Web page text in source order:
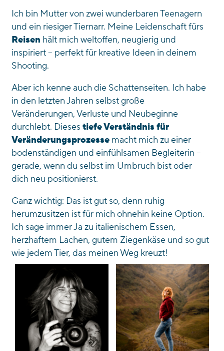
Ich bin Mutter von zwei wunderbaren Teenagern
und ein riesiger Tiernarr. Meine Leidenschaft fürs
Reisen hält mich weltoffen, neugierig und
inspiriert – perfekt für kreative Ideen in deinem
Shooting.
Aber ich kenne auch die Schattenseiten. Ich habe
in den letzten Jahren selbst große
Veränderungen, Verluste und Neubeginne
durchlebt. Dieses tiefe Verständnis für
Veränderungsprozessemacht mich zu einer
bodenständigen und einfühlsamen Begleiterin –
gerade, wenn du selbst im Umbruch bist oder
dich neu positionierst.
Ganz wichtig: Das ist gut so, denn ruhig
herumzusitzen ist für mich ohnehin keine Option.
Ich sage immer Ja zu italienischem Essen,
herzhaftem Lachen, gutem Ziegenkäse und so gut
wie jedem Tier, das meinen Weg kreuzt!